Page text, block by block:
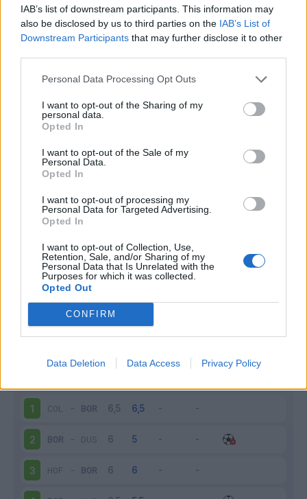
IAB’s list of downstream participants. This information may
also be disclosed by us to third parties on the IAB’s List of
Downstream Participants that may further disclose it to other
Personal Data Processing Opt Outs
I want to opt-out of the Sharing of my
personal data.
Opted In
I want to opt-out of the Sale of my
Personal Data.
Opted In
I want to opt-out of processing my
Personal Data for Targeted Advertising.
Opted In
I want to opt-out of Collection, Use,
Retention, Sale, and/or Sharing of my
Personal Data that Is Unrelated with the
Purposes for which it was collected.
Opted Out
CONFIRM
Data Deletion Data Access Privacy Policy
Entrato 0 - 0%
Infortunato 0 - 0
Scarica riepilogo
Scarica
1 COL - BOR
2 BOR - DUS
3 HOF - BOR